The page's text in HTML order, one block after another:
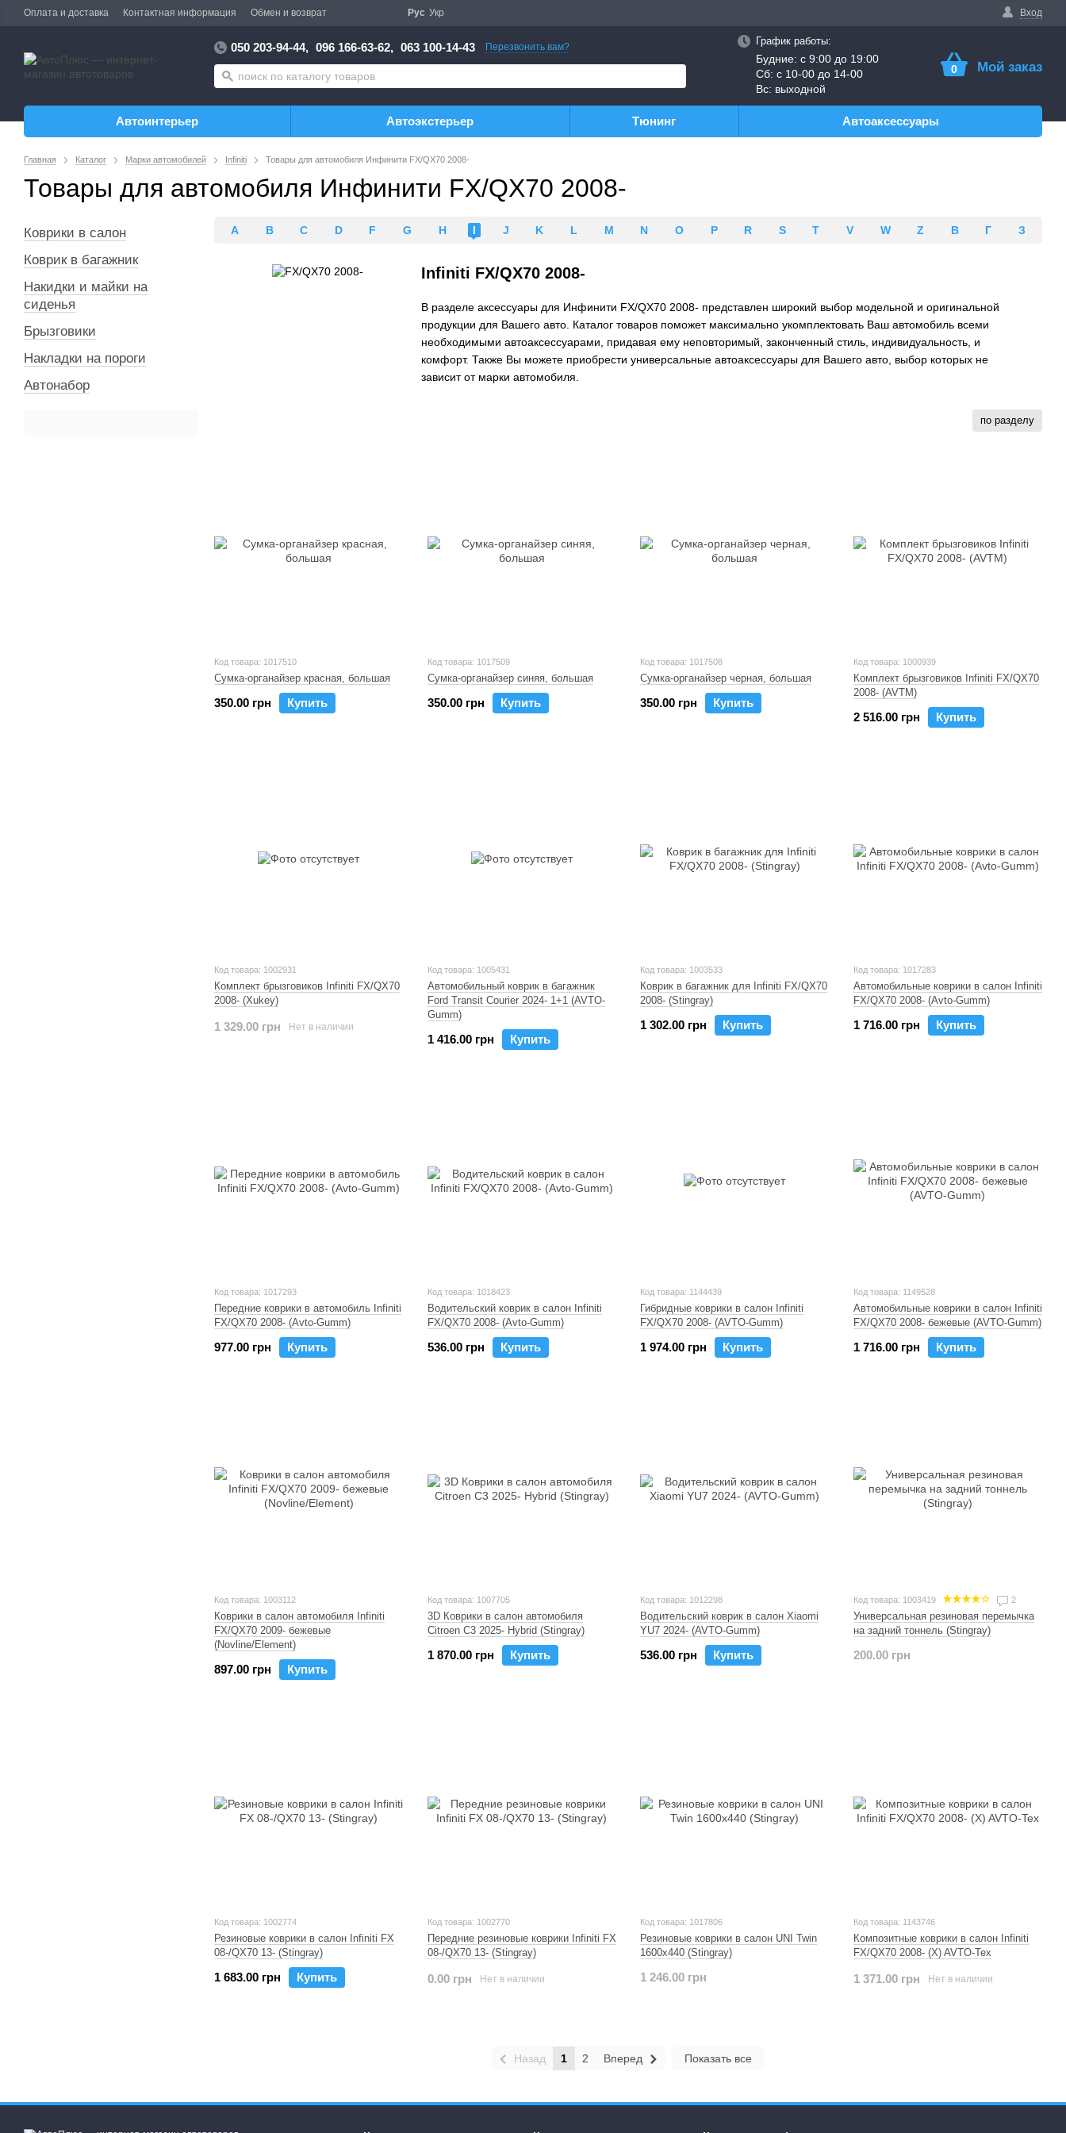
Оплата и доставка Контактная информация Обмен и возврат Вход
Рус Укр
050 203-94-44, 096 166-63-62, 063 100-14-43 Перезвонить вам? График работы:
Будние: с 9:00 до 19:00
Сб: с 10-00 до 14-00
Вс: выходной
0 Мой заказ
Автоинтерьер Автоэкстерьер Тюнинг Автоаксессуары
Главная Каталог Марки автомобилей Infiniti Товары для автомобиля Инфинити FX/QX70 2008-
Товары для автомобиля Инфинити FX/QX70 2008-
A B C D F G H I J K L M N O P R S T V W Z В Г З
Infiniti FX/QX70 2008-
В разделе аксессуары для Инфинити FX/QX70 2008- представлен широкий выбор модельной и оригинальной
продукции для Вашего авто. Каталог товаров поможет максимально укомплектовать Ваш автомобиль всеми
необходимыми автоаксессуарами, придавая ему неповторимый, законченный стиль, индивидуальность, и
комфорт. Также Вы можете приобрести универсальные автоаксессуары для Вашего авто, выбор которых не
зависит от марки автомобиля.
по разделу
Код товара: 1017510
Сумка-органайзер красная, большая
350.00 грн Купить
Код товара: 1017509
Сумка-органайзер синяя, большая
350.00 грн Купить
Код товара: 1017508
Сумка-органайзер черная, большая
350.00 грн Купить
Код товара: 1000939
Комплект брызговиков Infiniti FX/QX70
2008- (AVTM)
2 516.00 грн Купить
Код товара: 1002931
Комплект брызговиков Infiniti FX/QX70
2008- (Xukey)
1 329.00 грн Нет в наличии
Код товара: 1005431
Автомобильный коврик в багажник
Ford Transit Courier 2024- 1+1 (AVTO-
Gumm)
1 416.00 грн Купить
Код товара: 1003533
Коврик в багажник для Infiniti FX/QX70
2008- (Stingray)
1 302.00 грн Купить
Код товара: 1017283
Автомобильные коврики в салон Infiniti
FX/QX70 2008- (Avto-Gumm)
1 716.00 грн Купить
Код товара: 1017293
Передние коврики в автомобиль Infiniti
FX/QX70 2008- (Avto-Gumm)
977.00 грн Купить
Код товара: 1018423
Водительский коврик в салон Infiniti
FX/QX70 2008- (Avto-Gumm)
536.00 грн Купить
Код товара: 1144439
Гибридные коврики в салон Infiniti
FX/QX70 2008- (AVTO-Gumm)
1 974.00 грн Купить
Код товара: 1149528
Автомобильные коврики в салон Infiniti
FX/QX70 2008- бежевые (AVTO-Gumm)
1 716.00 грн Купить
Код товара: 1003112
Коврики в салон автомобиля Infiniti
FX/QX70 2009- бежевые
(Novline/Element)
897.00 грн Купить
Код товара: 1007705
3D Коврики в салон автомобиля
Citroen C3 2025- Hybrid (Stingray)
1 870.00 грн Купить
Код товара: 1012298
Водительский коврик в салон Xiaomi
YU7 2024- (AVTO-Gumm)
536.00 грн Купить
Код товара: 1003419 2
Универсальная резиновая перемычка
на задний тоннель (Stingray)
200.00 грн
Код товара: 1002774
Резиновые коврики в салон Infiniti FX
08-/QX70 13- (Stingray)
1 683.00 грн Купить
Код товара: 1002770
Передние резиновые коврики Infiniti FX
08-/QX70 13- (Stingray)
0.00 грн Нет в наличии
Код товара: 1017806
Резиновые коврики в салон UNI Twin
1600x440 (Stingray)
1 246.00 грн
Код товара: 1143746
Композитные коврики в салон Infiniti
FX/QX70 2008- (X) AVTO-Tex
1 371.00 грн Нет в наличии
Назад 1 2 Вперед Показать все
Коврики в салон
Коврик в багажник
Накидки и майки на
сиденья
Брызговики
Накладки на пороги
Автонабор